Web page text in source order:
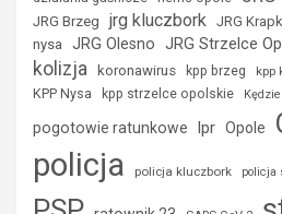
JRG Brzeg
jrg kluczbork JRG
nysa
JRG Olesno JRG Strzelce
kolizja koronawirus kpp brzeg kpp
KPP Nysa kpp strzelce opolskie
pogotowie ratunkowe
lpr Opole
policja policja kluczbork policja